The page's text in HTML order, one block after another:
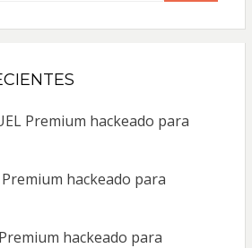
Premium hackeado para
hackeado para
hackeado para